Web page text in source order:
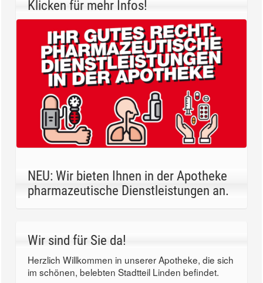
Klicken für mehr Infos!
NEU: Wir bieten Ihnen in der Apotheke
pharmazeutische Dienstleistungen an.
Wir sind für Sie da!
Herzlich Willkommen in unserer Apotheke, die sich
im schönen, belebten Stadtteil Linden befindet.